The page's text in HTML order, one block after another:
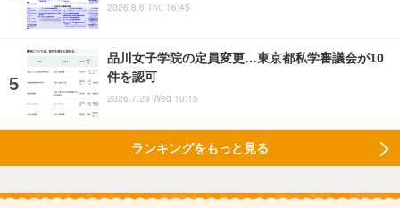
2026.8.6 Thu 16:45
品川女子学院の定員変更…東京都私学審議会が10
件を認可
2026.7.29 Wed 10:15
ランキングをもっと見る